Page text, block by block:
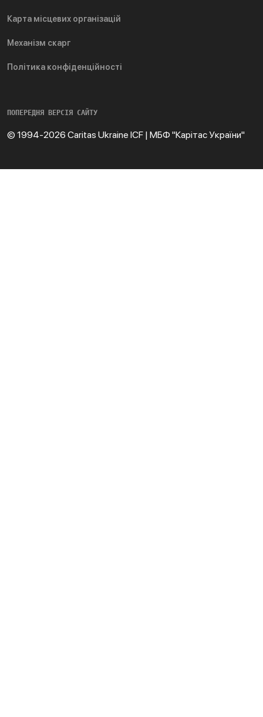
Карта місцевих організацій
Механізм скарг
Політика конфіденційності
ПОПЕРЕДНЯ ВЕРСІЯ САЙТУ
© 1994-2026 Caritas Ukraine ICF | МБФ "Карітас України"